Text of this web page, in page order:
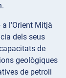
l’Orient Mitjà
dels seus
de
geològiques
de petroli